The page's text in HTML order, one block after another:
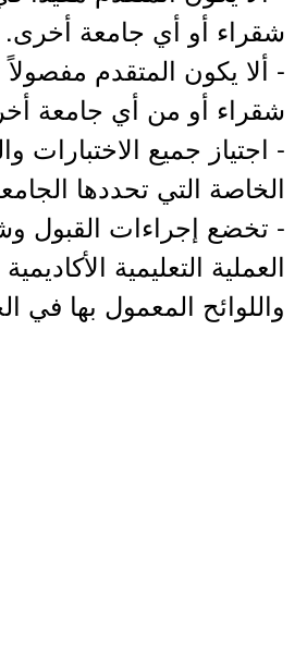
شقراء أو أي جامعة أخرى.
- ألا يكون المتقدم
شقراء أو من أي جامعة
- اجتياز جميع الاختبارات
الخاصة التي تحددها
- تخضع إجراءات القبول
العملية التعليمية
واللوائح المعمول بها في